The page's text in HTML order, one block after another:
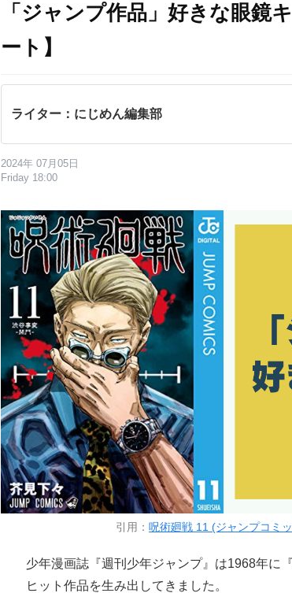
「ジャンプ作品」好きな眼鏡
ート】
ライター：にじめん編集部
2024年 07月05日
Friday 18:00
引用： 呪術廻戦 11 (ジャンプコミ
少年漫画誌『週刊少年ジャンプ』は1968年に
ヒット作品を生み出してきました。